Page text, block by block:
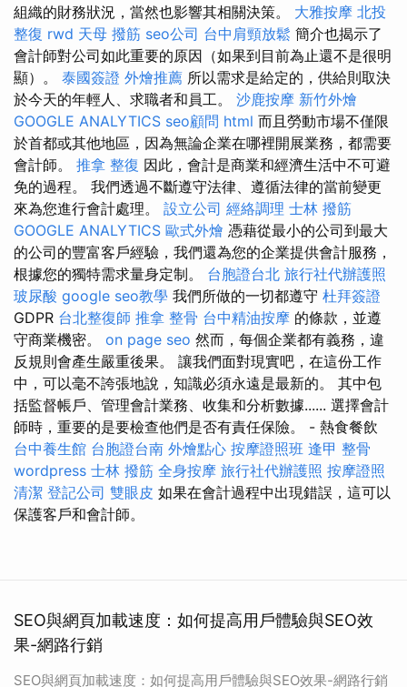
組織的財務狀況，當然也影響其相關決策。 大雅按摩 北投
整復 rwd 天母 撥筋 seo公司 台中肩頸放鬆 簡介也揭示了
會計師對公司如此重要的原因（如果到目前為止還不是很明
顯）。 泰國簽證 外燴推薦 所以需求是給定的，供給則取決
於今天的年輕人、求職者和員工。 沙鹿按摩 新竹外燴
GOOGLE ANALYTICS seo顧問 html 而且勞動市場不僅限
於首都或其他地區，因為無論企業在哪裡開展業務，都需要
會計師。 推拿 整復 因此，會計是商業和經濟生活中不可避
免的過程。 我們透過不斷遵守法律、遵循法律的當前變更
來為您進行會計處理。 設立公司 經絡調理 士林 撥筋
GOOGLE ANALYTICS 歐式外燴 憑藉從最小的公司到最大
的公司的豐富客戶經驗，我們還為您的企業提供會計服務，
根據您的獨特需求量身定制。 台胞證台北 旅行社代辦護照
玻尿酸 google seo教學 我們所做的一切都遵守 杜拜簽證
GDPR 台北整復師 推拿 整骨 台中精油按摩 的條款，並遵
守商業機密。 on page seo 然而，每個企業都有義務，違
反規則會產生嚴重後果。 讓我們面對現實吧，在這份工作
中，可以毫不誇張地說，知識必須永遠是最新的。 其中包
括監督帳戶、管理會計業務、收集和分析數據...... 選擇會計
師時，重要的是要檢查他們是否有責任保險。 - 熱食餐飲
台中養生館 台胞證台南 外燴點心 按摩證照班 逢甲 整骨
wordpress 士林 撥筋 全身按摩 旅行社代辦護照 按摩證照
清潔 登記公司 雙眼皮 如果在會計過程中出現錯誤，這可以
保護客戶和會計師。
SEO與網頁加載速度：如何提高用戶體驗與SEO效
果-網路行銷
SEO與網頁加載速度：如何提高用戶體驗與SEO效果-網路行銷